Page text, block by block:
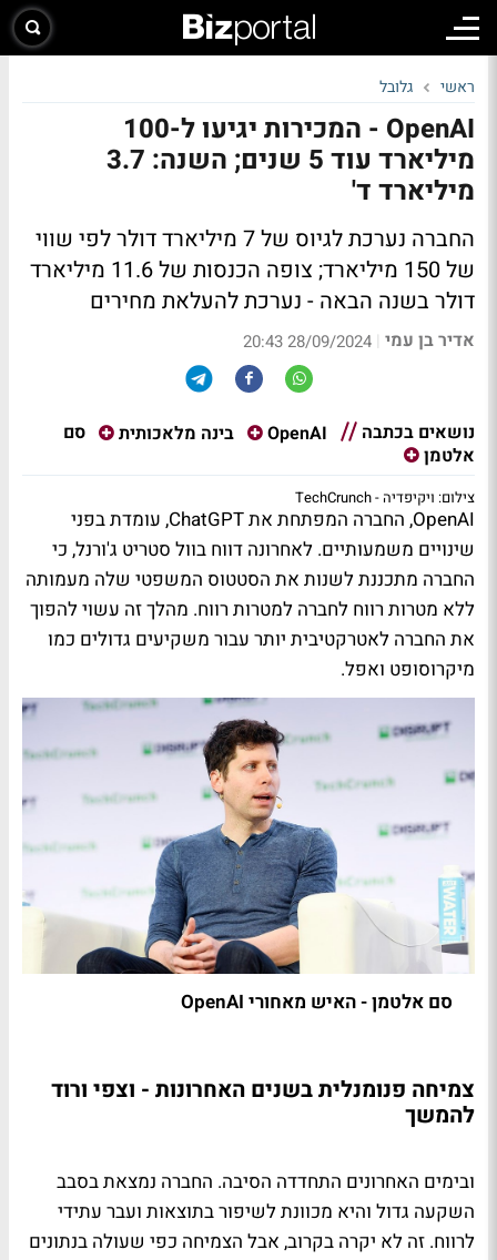
ראשי גלובל
OpenAI - המכירות יגיעו ל-100
מיליארד עוד 5 שנים; השנה: 3.7
מיליארד ד'
החברה נערכת לגיוס של 7 מיליארד דולר לפי שווי
של 150 מיליארד; צופה הכנסות של 11.6 מיליארד
דולר בשנה הבאה - נערכת להעלאת מחירים
אדיר בן עמי |
28/09/2024 20:43
נושאים בכתבה OpenAI בינה מלאכותית
סם
אלטמן
צילום: ויקיפדיה - TechCrunch
OpenAI, החברה המפתחת את ChatGPT, עומדת בפני
שינויים משמעותיים. לאחרונה דווח בוול סטריט ג'ורנל, כי
החברה מתכננת לשנות את הסטטוס המשפטי שלה מעמותה
ללא מטרות רווח לחברה למטרות רווח. מהלך זה עשוי להפוך
את החברה לאטרקטיבית יותר עבור משקיעים גדולים כמו
מיקרוסופט ואפל.
סם אלטמן - האיש מאחורי OpenAI
צמיחה פנומנלית בשנים האחרונות - וצפי ורוד
להמשך
ובימים האחרונים התחדדה הסיבה. החברה נמצאת בסבב
השקעה גדול והיא מכוונת לשיפור בתוצאות ועבר עתידי
לרווח. זה לא יקרה בקרוב, אבל הצמיחה כפי שעולה בנתונים